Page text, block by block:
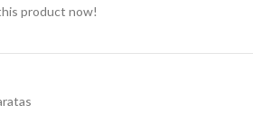
product now!